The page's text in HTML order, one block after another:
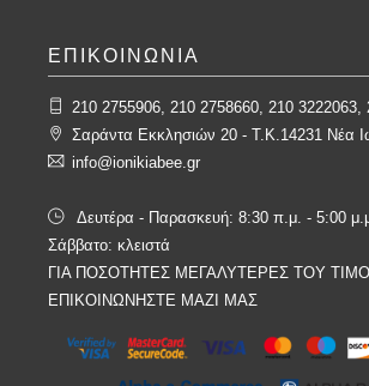
ΕΠΙΚΟΙΝΩΝΙΑ
210 2755906, 210 2758660, 210 3222063,
Σαράντα Εκκλησιών 20 - T.K.14231 Νέα
info@ionikiabee.gr
Δευτέρα - Παρασκευή: 8:30 π.μ. - 5:00
Σάββατο: κλειστά
ΓΙΑ ΠΟΣΟΤΗΤΕΣ ΜΕΓΑΛΥΤΕΡΕΣ ΤΟΥ
ΕΠΙΚΟΙΝΩΝΗΣΤΕ ΜΑΖΙ ΜΑΣ